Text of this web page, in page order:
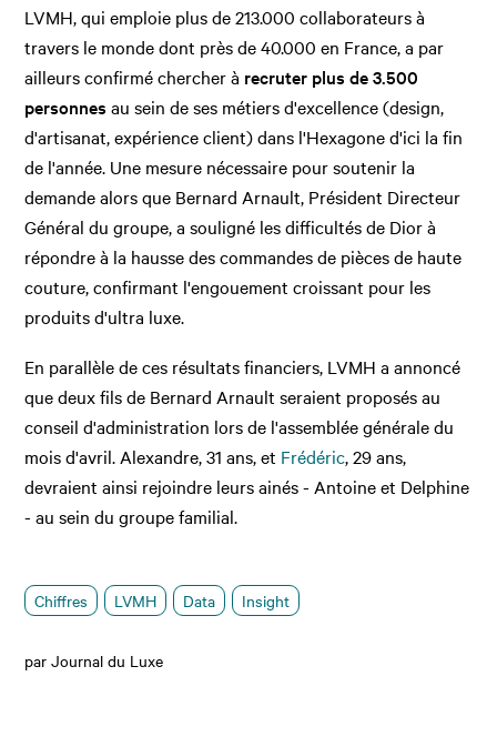
LVMH, qui emploie plus de 213.000 collaborateurs à
travers le monde dont près de 40.000 en France, a par
ailleurs confirmé chercher à recruter plus de 3.500
personnes au sein de ses métiers d'excellence (design,
d'artisanat, expérience client) dans l'Hexagone d'ici la fin
de l'année. Une mesure nécessaire pour soutenir la
demande alors que Bernard Arnault, Président Directeur
Général du groupe, a souligné les difficultés de Dior à
répondre à la hausse des commandes de pièces de haute
couture, confirmant l'engouement croissant pour les
produits d'ultra luxe.
En parallèle de ces résultats financiers, LVMH a annoncé
que deux fils de Bernard Arnault seraient proposés au
conseil d'administration lors de l'assemblée générale du
mois d'avril. Alexandre, 31 ans, et Frédéric, 29 ans,
devraient ainsi rejoindre leurs ainés - Antoine et Delphine
- au sein du groupe familial.
Chiffres LVMH Data Insight
par Journal du Luxe